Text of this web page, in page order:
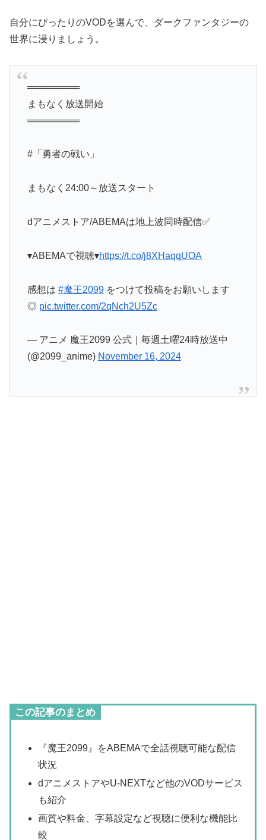
自分にぴったりのVODを選んで、ダークファンタジーの
世界に浸りましょう。
════════
まもなく放送開始
════════
#「勇者の戦い」
まもなく24:00～放送スタート
dアニメストア/ABEMAは地上波同時配信✅
▾ABEMAで視聴▾https://t.co/j8XHaqqUOA
感想は #魔王2099をつけて投稿をお願いします
◎ pic.twitter.com/2qNch2U5Zc
— アニメ 魔王2099 公式｜毎週土曜24時放送中
(@2099_anime) November 16, 2024
この記事のまとめ
『魔王2099』をABEMAで全話視聴可能な配信
状況
dアニメストアやU-NEXTなど他のVODサービス
も紹介
画質や料金、字幕設定など視聴に便利な機能比
較